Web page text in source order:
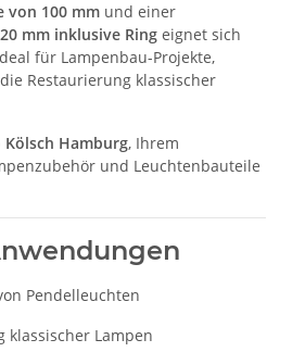
von 100 mm und einer
mm inklusive Ring eignet sich
für Lampenbau-Projekte,
Restaurierung klassischer
Kölsch Hamburg, Ihrem
und Leuchtenbauteile
Pendelleuchten
klassischer Lampen